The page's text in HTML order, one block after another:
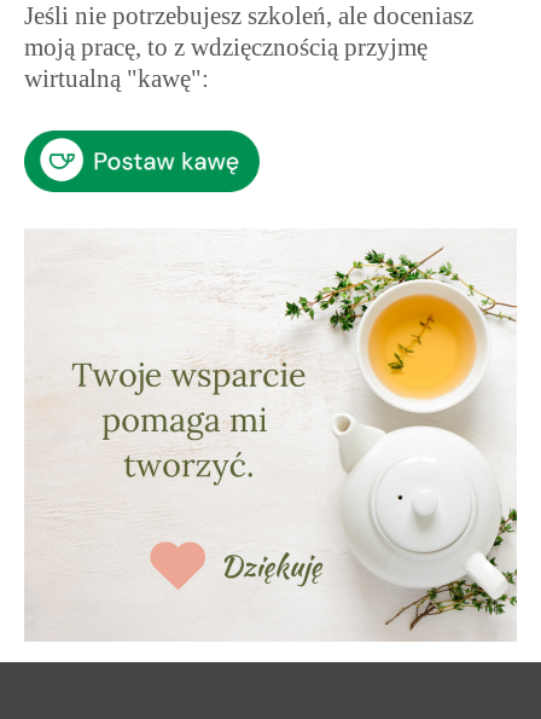
Jeśli nie potrzebujesz szkoleń, ale doceniasz
moją pracę, to z wdzięcznością przyjmę
wirtualną "kawę":